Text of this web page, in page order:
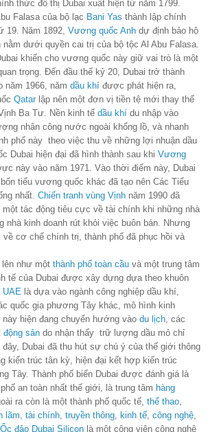
thức đô thị Dubai xuất hiện từ năm 1799.
Falasa của bộ lạc Bani Yas thành lập chính
19. Năm 1892, Vương quốc Anh dự định bảo hộ
nằm dưới quyền cai trị của bộ tộc Al Abu Falasa.
khiến cho vương quốc này giữ vai trò là một
trọng. Đến đầu thế kỷ 20, Dubai trở thành
năm 1966, năm dầu khí được phát hiện ra,
Qatar lập nên một đơn vị tiền tệ mới thay thế
Ba Tư. Nền kinh tế dầu khí du nhập vào
nhân công nước ngoài khổng lồ, và nhanh
phố này theo việc thu về những lợi nhuận dầu
Dubai hiện đại đã hình thành sau khi Vương
này vào năm 1971. Vào thời điểm này, Dubai
tiểu vương quốc khác đã tạo nên Các Tiểu
nhất. Chiến tranh vùng Vịnh năm 1990 đã
một tác động tiêu cực về tài chính khi những nhà
nhà kinh doanh rút khỏi việc buôn bán. Nhưng
cơ chế chính trị, thành phố đã phục hồi và
lên như một thành phố toàn cầu và một trung tâm
tế của Dubai được xây dựng dựa theo khuôn
UAE là dựa vào ngành công nghiệp dầu khí,
quốc gia phương Tây khác, mô hình kinh
hiện đang chuyển hướng vào du lịch , các
động sản do nhận thấy trữ lượng dầu mỏ chỉ
Dubai đã thu hút sự chú ý của thế giới thông
kiến trúc tân kỳ, hiện đại kết hợp kiến trúc
Tây. Thành phố biển Dubai được đánh giá là
an toàn nhất thế giới, là trung tâm hàng
ra còn là một thành phố quốc tế, thể thao
lãm tài chính truyền thông kinh tế công nghệ
Ốc đảo Dubai Silicon là một công viên công nghệ